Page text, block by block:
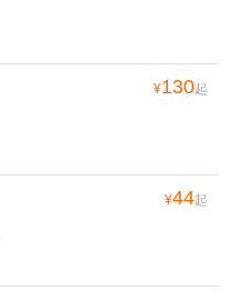
¥130起
¥44起